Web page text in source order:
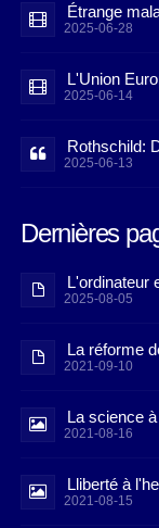
Étrange
2025-06-28
L'Union
2025-06-14
Rothschild:
2025-06-13
Dernières
L'ordinateur
2025-08-05
La réforme
2021-09-10
La science
2021-08-16
Lliberté à
2021-08-15